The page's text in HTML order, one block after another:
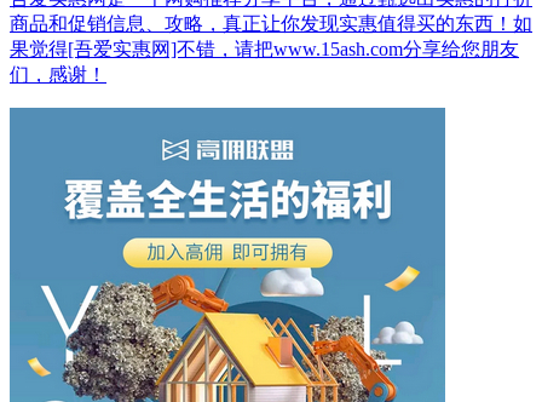
商品和促销信息、攻略，真正让你发现实惠值得买的东西！如
果觉得[吾爱实惠网]不错，请把www.15ash.com分享给您朋友
们，感谢！